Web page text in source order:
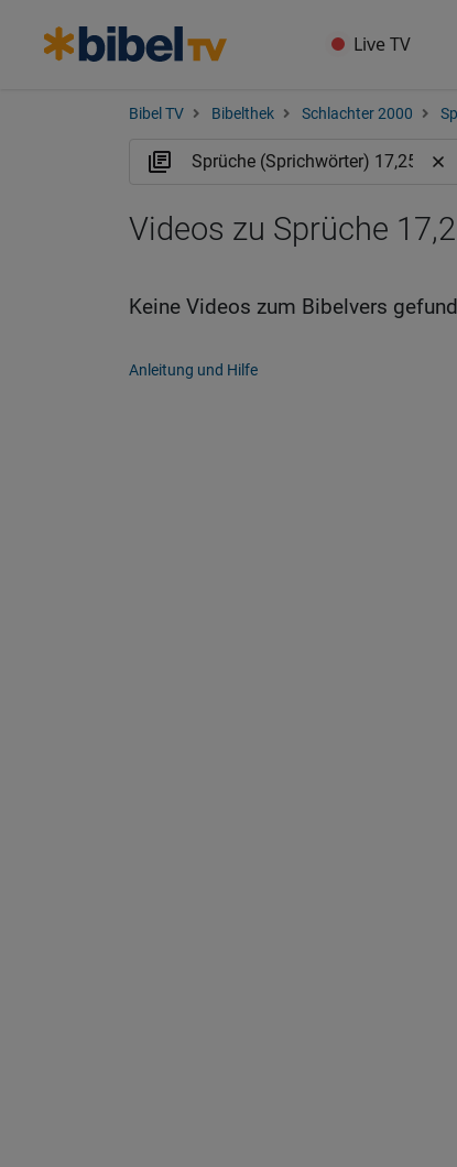
Live TV
Bibel TV Bibelthek Schlachter 2000
Videos zu Sprüche
Keine Videos zum Bibelvers
Anleitung und Hilfe